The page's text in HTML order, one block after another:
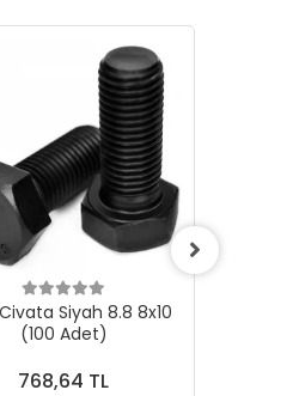
Siyah 8.8 8x10
(100 Adet)
768,64 TL